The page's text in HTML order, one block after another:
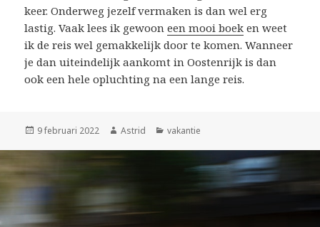
keer. Onderweg jezelf vermaken is dan wel erg
lastig. Vaak lees ik gewooneen mooi boek en weet
ik de reis wel gemakkelijk door te komen. Wanneer
je dan uiteindelijk aankomt in Oostenrijk is dan
ook een hele opluchting na een lange reis.
Geplaatst
9 februari 2022 Auteur
Astrid Categorieën
vakantie